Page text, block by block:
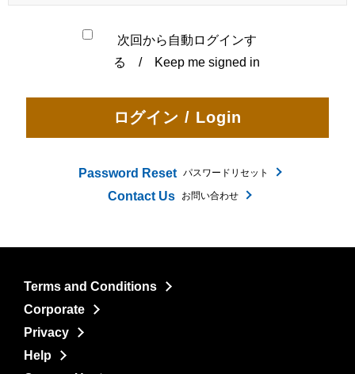
次回から自動ログインす
る / Keep me signed in
Password Reset パスワードリセット
Contact Us お問い合わせ
Terms and Conditions
Corporate
Privacy
Help